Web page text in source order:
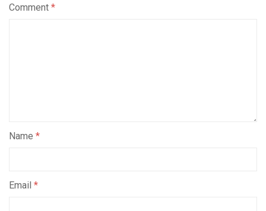
Comment *
Name *
Email *